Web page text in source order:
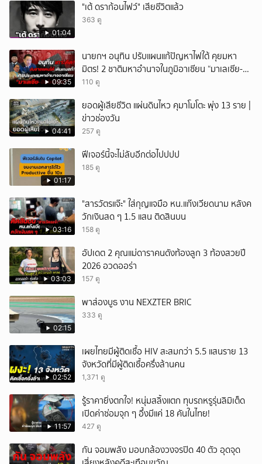
01:04
"เต้ ดราก้อนไฟว์" เสียชีวิตแล้ว
363 ดู
09:35
นายกฯ อนุทิน ปรับแผนแก้ปัญหาไฟใต้ คุยมหา
มิตร! 2 ชาติมหาอำนาจในภูมิอาเซียน “มาเลเซีย-
อินโดนีเซีย”
110 ดู
04:41
ยอดผู้เสียชีวิต แผ่นดินไหว คุมาโมโตะ พุ่ง 13 ราย |
ข่าวช่องวัน
257 ดู
01:17
ฟีเจอร์นี้จะไม่ลับอีกต่อไปปปป
185 ดู
03:16
"สารวัตรแจ๊ะ" ใส่กุญแจมือ หน.แก๊งเวียดนาม หลังค
วักเงินสด ๆ 1.5 แสน ติดสินบน
158 ดู
03:03
อัปเดต 2 คุณแม่ดาราคนดังท้องลูก 3 ท้องสวยปี
2026 อวดออร่า
157 ดู
02:15
พาส่องบูธ งาน NEXZTER BRIC
333 ดู
02:52
เผยไทยมีผู้ติดเชื้อ HIV สะสมกว่า 5.5 แสนราย 13
จังหวัดที่มีผู้ติดเชื้อครึ่งล้านคน
1,371 ดู
11:57
รู้ราคายิ่งตกใจ! หนุ่มสลิ้งแตก ทุบรถหรูรุ่นลิมิเต็ด
เปิดค่าซ่อมจุก ๆ อึ้งมีแค่ 18 คันในไทย!
427 ดู
กัน จอมพลัง มอบกล้องวงจรปิด 40 ตัว อุดจุด